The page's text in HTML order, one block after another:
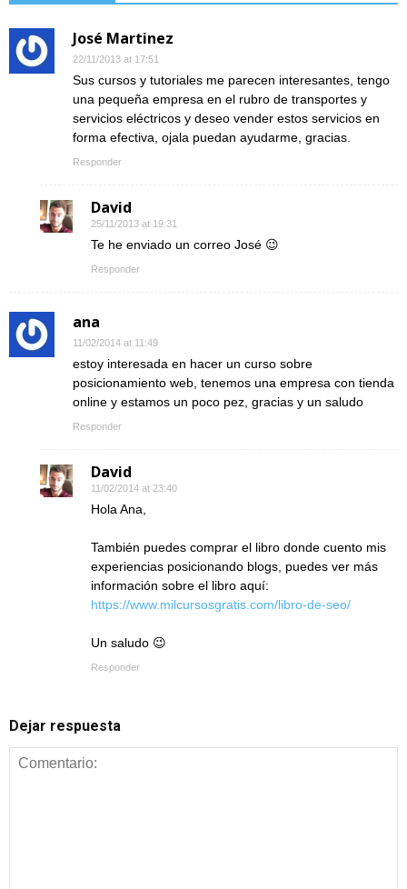
José Martinez
22/11/2013 at 17:51
Sus cursos y tutoriales me parecen interesantes, tengo
una pequeña empresa en el rubro de transportes y
servicios eléctricos y deseo vender estos servicios en
forma efectiva, ojala puedan ayudarme, gracias.
Responder
David
25/11/2013 at 19:31
Te he enviado un correo José 😉
Responder
ana
11/02/2014 at 11:49
estoy interesada en hacer un curso sobre
posicionamiento web, tenemos una empresa con tienda
online y estamos un poco pez, gracias y un saludo
Responder
David
11/02/2014 at 23:40
Hola Ana,
También puedes comprar el libro donde cuento mis
experiencias posicionando blogs, puedes ver más
información sobre el libro aquí:
https://www.milcursosgratis.com/libro-de-seo/
Un saludo 😉
Responder
Dejar respuesta